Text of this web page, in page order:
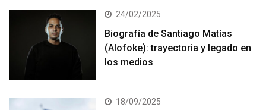
24/02/2025
Biografía de Santiago Matías
(Alofoke): trayectoria y legado en
los medios
18/09/2025